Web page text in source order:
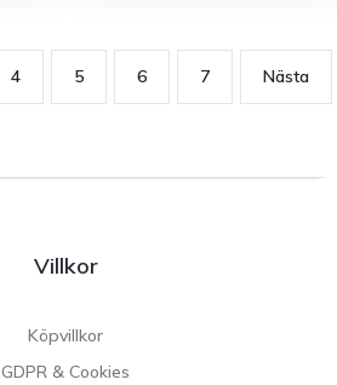
4 5 6 7 Nästa
Villkor
Köpvillkor
GDPR & Cookies